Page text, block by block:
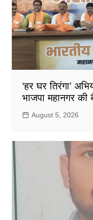
‘हर घर तिरंगा’
भाजपा महानगर
August 5, 2026